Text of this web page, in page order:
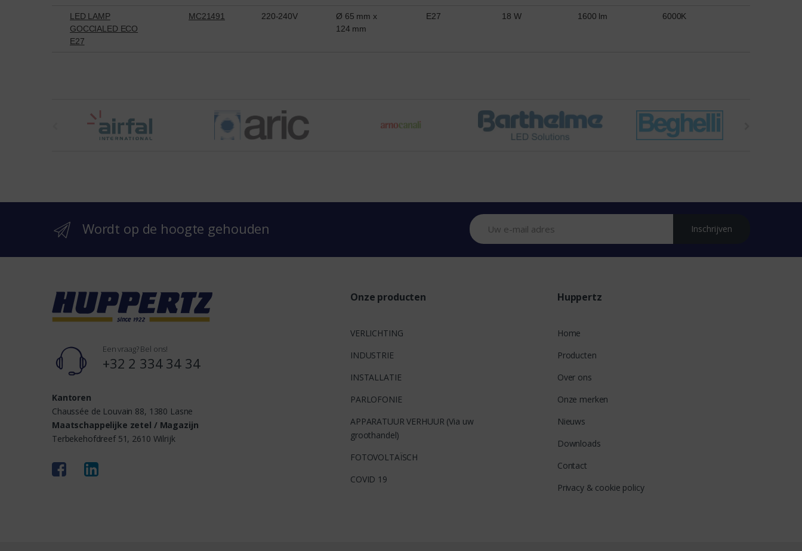
LED LAMP
GOCCIALED ECO
E27
MC21491 220-240V
Ø 65 mm x
124 mm
E27 18 W 1600 lm 6000K
r
n
Wordt op de hoogte gehouden Inschrijven
Onze producten
VERLICHTING
INDUSTRIE
INSTALLATIE
PARLOFONIE
APPARATUUR VERHUUR (Via uw
groothandel)
FOTOVOLTAÏSCH
COVID 19
Huppertz
Home
Producten
Over ons
Onze merken
Nieuws
Downloads
Contact
Privacy & cookie policy
Een vraag? Bel ons!
+32 2 334 34 34
Kantoren
Chaussée de Louvain 88, 1380 Lasne
Maatschappelijke zetel / Magazijn
Terbekehofdreef 51, 2610 Wilrijk